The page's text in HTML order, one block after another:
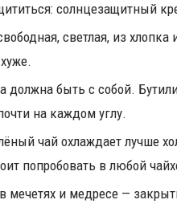
солнцезащитный
светлая, из хлопка
должна быть с собой.
на каждом углу.
чай охлаждает лучше
попробовать в любой
мечетях и медресе —